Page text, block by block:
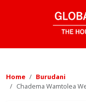
Home
Burudani
Chadema Wamtolea